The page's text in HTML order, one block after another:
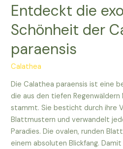
Entdeckt die
Schönheit der
paraensis
Calathea
Die Calathea paraensis ist eine
die aus den tiefen
stammt. Sie besticht durch ihre
Blattmustern und verwandelt
Paradies. Die ovalen, runden
einem absoluten Blickfang.